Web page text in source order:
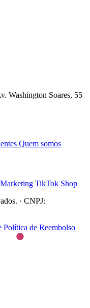
Washington Soares, 55
Quem somos
TikTok Shop
· CNPJ:
Política de Reembolso